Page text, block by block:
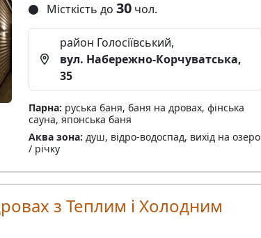
Місткість до 30чол.
район Голосіївський,
вул. Набережно-Корчуватська,
35
Парна: руська баня, баня на дровах, фінська
сауна, японська баня
Аква зона: душ, відро-водоспад, вихід на озеро
/ річку
з Теплим і Холодним